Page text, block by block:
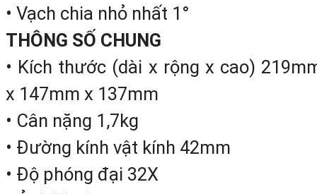
“WILD HEERBRUGG”. Cha đẻ
thương hiệu Leica khi đó là
Helbling
(1876-1754) người Thuỵ
Ông là một nhà địa chất học,
nghiên cứu nổi tiếng thời bấy giờ.
tưng học địa chất tại Đại học
khoa Zurich, Đại học Kỹ thuật Berlin
• Vạch chia nhỏ nhất 1°
THÔNG SỐ CHUNG
• Kích thước (dài x rộng x cao)
x 147mm x 137mm
• Cân nặng 1,7kg
• Đường kính vật kính 42mm
• Độ phóng đại 32X